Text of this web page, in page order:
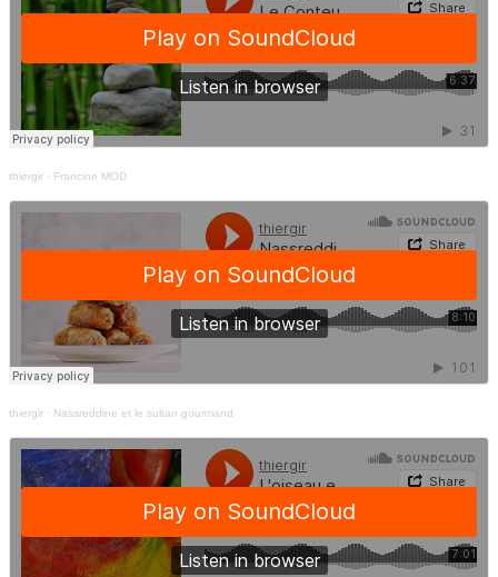
thiergir · Francine MOD
thiergir · Nassreddine et le sultan gourmand